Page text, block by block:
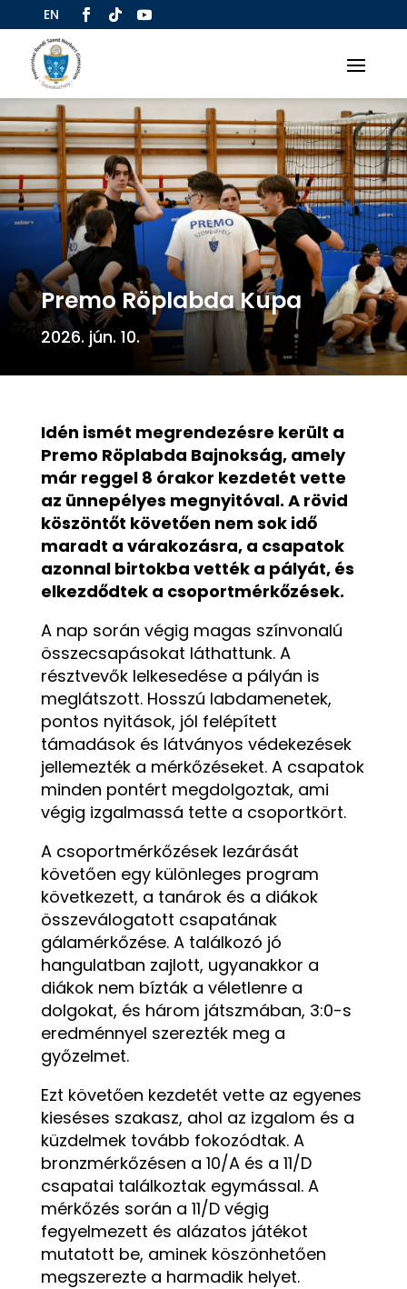
EN
Premo Röplabda Kupa
2026. jún. 10.
Idén ismét megrendezésre került a
Premo Röplabda Bajnokság, amely
már reggel 8 órakor kezdetét vette
az ünnepélyes megnyitóval. A rövid
köszöntőt követően nem sok idő
maradt a várakozásra, a csapatok
azonnal birtokba vették a pályát, és
elkezdődtek a csoportmérkőzések.
A nap során végig magas színvonalú
összecsapásokat láthattunk. A
résztvevők lelkesedése a pályán is
meglátszott. Hosszú labdamenetek,
pontos nyitások, jól felépített
támadások és látványos védekezések
jellemezték a mérkőzéseket. A csapatok
minden pontért megdolgoztak, ami
végig izgalmassá tette a csoportkört.
A csoportmérkőzések lezárását
követően egy különleges program
következett, a tanárok és a diákok
összeválogatott csapatának
gálamérkőzése. A találkozó jó
hangulatban zajlott, ugyanakkor a
diákok nem bízták a véletlenre a
dolgokat, és három játszmában, 3:0-s
eredménnyel szerezték meg a
győzelmet.
Ezt követően kezdetét vette az egyenes
kieséses szakasz, ahol az izgalom és a
küzdelmek tovább fokozódtak. A
bronzmérkőzésen a 10/A és a 11/D
csapatai találkoztak egymással. A
mérkőzés során a 11/D végig
fegyelmezett és alázatos játékot
mutatott be, aminek köszönhetően
megszerezte a harmadik helyet.